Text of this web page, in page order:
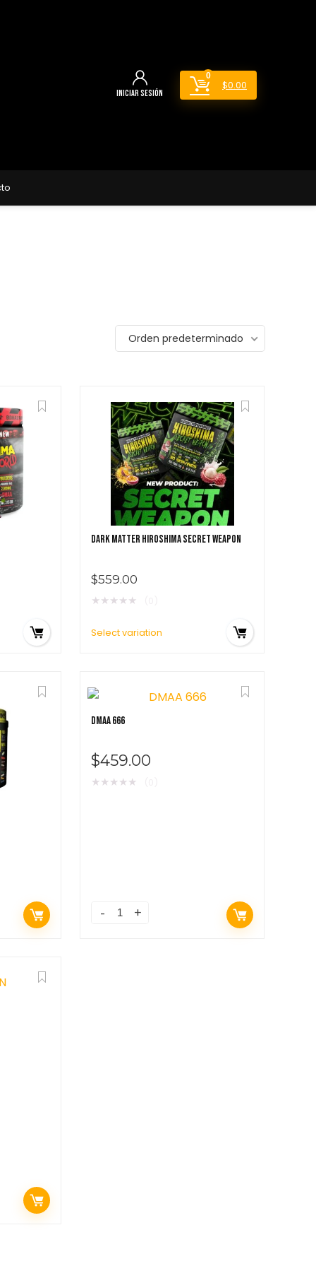
Iniciar sesión
0
$0.00
$439.00
Orden predeterminado
DARK MATTER HIROSHIMA SECRET WEAPON
$559.00
★★★★★
Select variation
DMAA 666
$459.00
★★★★★